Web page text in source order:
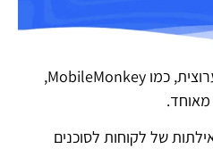
Botsify היא פלטפורמה רב-ערוצית, כמו MobileMonkey,
של לקוחות לסוכנים